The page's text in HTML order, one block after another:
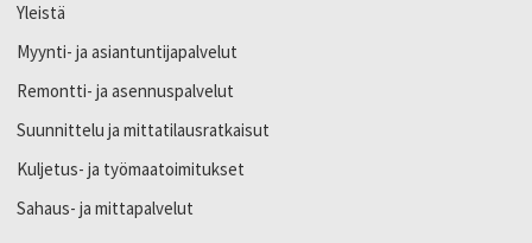
Yleistä
Myynti- ja asiantuntijapalvelut
Remontti- ja asennuspalvelut
Suunnittelu ja mittatilausratkaisut
Kuljetus- ja työmaatoimitukset
Sahaus- ja mittapalvelut